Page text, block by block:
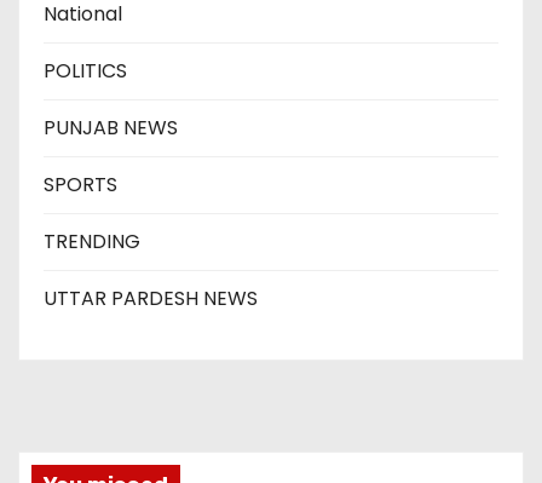
National
POLITICS
PUNJAB NEWS
SPORTS
TRENDING
UTTAR PARDESH NEWS